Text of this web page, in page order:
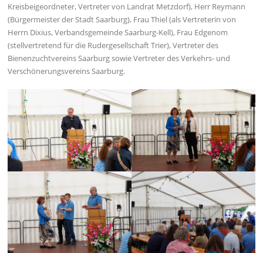
Kreisbeigeordneter, Vertreter von Landrat Metzdorf), Herr Reymann
(Bürgermeister der Stadt Saarburg), Frau Thiel (als Vertreterin von
Herrn Dixius, Verbandsgemeinde Saarburg-Kell), Frau Edgenom
(stellvertretend für die Rudergesellschaft Trier), Vertreter des
Bienenzuchtvereins Saarburg sowie Vertreter des Verkehrs- und
Verschönerungsvereins Saarburg.